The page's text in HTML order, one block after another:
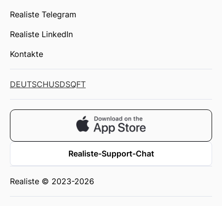
Realiste Telegram
Realiste LinkedIn
Kontakte
DEUTSCHUSDSQFT
Realiste-Support-Chat
Realiste © 2023-2026